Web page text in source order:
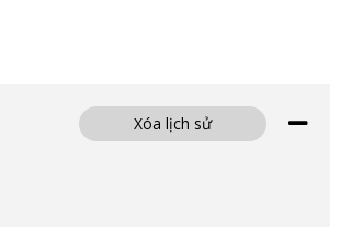
Xóa lịch sử